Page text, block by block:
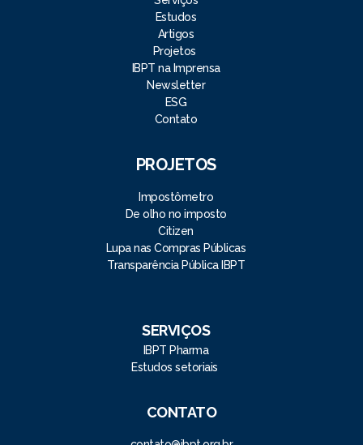
Estudos
Artigos
Projetos
IBPT na Imprensa
Newsletter
ESG
Contato
PROJETOS
Impostômetro
De olho no imposto
Citizen
Lupa nas Compras Públicas
Transparência Pública IBPT
SERVIÇOS
IBPT Pharma
Estudos setoriais
CONTATO